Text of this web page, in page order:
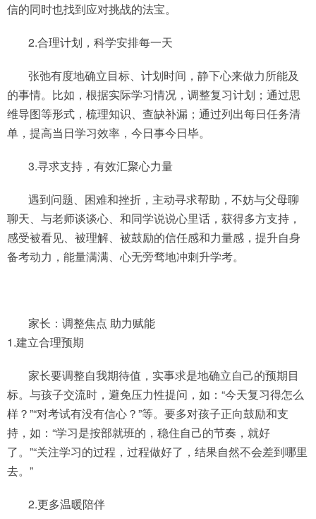
信的同时也找到应对挑战的法宝。
2.合理计划，科学安排每一天
张弛有度地确立目标、计划时间，静下心来做力所能及
的事情。比如，根据实际学习情况，调整复习计划；通过思
维导图等形式，梳理知识、查缺补漏；通过列出每日任务清
单，提高当日学习效率，今日事今日毕。
3.寻求支持，有效汇聚心力量
遇到问题、困难和挫折，主动寻求帮助，不妨与父母聊
聊天、与老师谈谈心、和同学说说心里话，获得多方支持，
感受被看见、被理解、被鼓励的信任感和力量感，提升自身
备考动力，能量满满、心无旁骛地冲刺升学考。
家长：调整焦点 助力赋能
1.建立合理预期
家长要调整自我期待值，实事求是地确立自己的预期目
标。与孩子交流时，避免压力性提问，如：“今天复习得怎么
样？”“对考试有没有信心？”等。要多对孩子正向鼓励和支
持，如：“学习是按部就班的，稳住自己的节奏，就好
了。”“关注学习的过程，过程做好了，结果自然不会差到哪里
去。”
2.更多温暖陪伴